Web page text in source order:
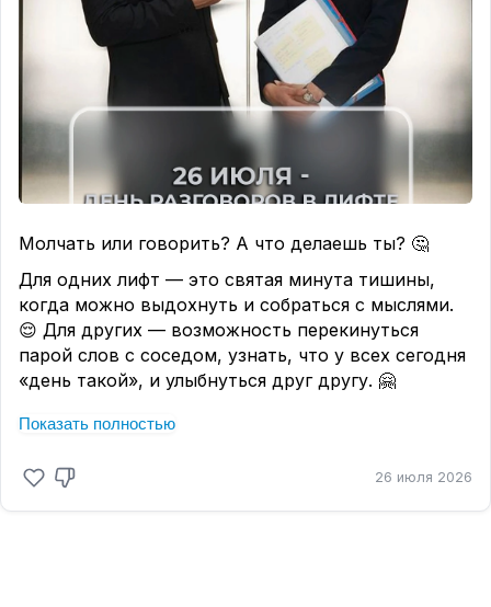
Молчать или говорить? А что делаешь ты? 🤔
Для одних лифт — это святая минута тишины,
когда можно выдохнуть и собраться с мыслями.
😌 Для других — возможность перекинуться
парой слов с соседом, узнать, что у всех сегодня
«день такой», и улыбнуться друг другу. 🤗
Бывает, короткий разговор в лифте спасает от
бывает, что молчание — это тоже нормально:
каждый имеет право на свои пять секунд покоя.
🤫
Показать полностью
26 июля 2026